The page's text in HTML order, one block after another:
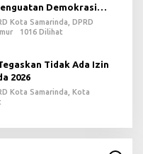
Demokrasi
Kota Samarinda, DPRD
1016 Dilihat
Tidak Ada Izin
2026
Kota Samarinda, Kota